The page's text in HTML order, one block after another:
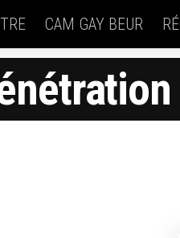
CAM GAY BEUR